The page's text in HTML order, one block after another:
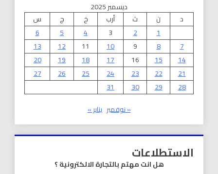
ديسمبر 2025
د
ن ث أرب خ ج
س
1
2
3
4
5
6
7
8
9
10
11
12
13
14
15
16
17
18
19
20
21
22
23
24
25
26
27
28
29
30
31
« نوفمبر يناير »
الاستطلاعات
هل انت مهتم بالتجارة الالكترونية ؟